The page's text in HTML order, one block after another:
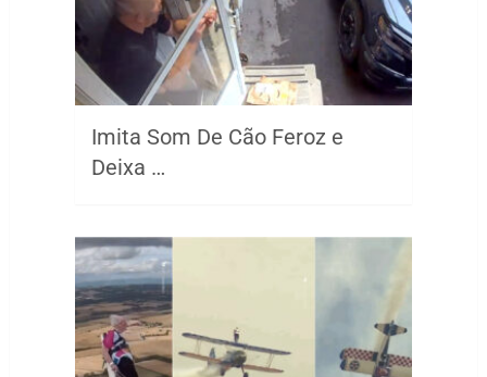
Imita Som De Cão Feroz e
Deixa …